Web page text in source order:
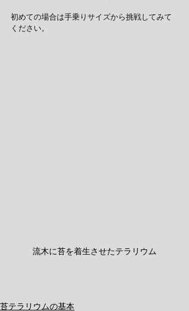
初めての場合は手乗りサイズから挑戦してみて
ください。
流木に苔を着生させたテラリウム
苔テラリウムの基本